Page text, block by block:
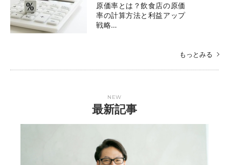
原価率とは？飲食店の原価
率の計算方法と利益アップ
戦略…
もっとみる
NEW
最新記事